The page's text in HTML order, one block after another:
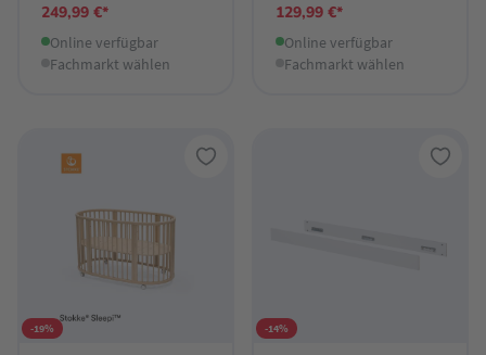
249,99 €*
Online verfügbar
Fachmarkt wählen
129,99 €*
Online verfügbar
Fachmarkt wählen
-19% -14%